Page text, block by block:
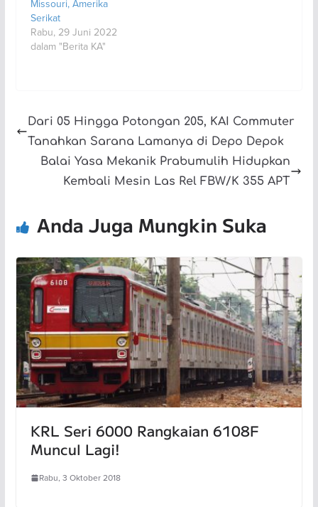
Missouri, Amerika
Serikat
Rabu, 29 Juni 2022
dalam "Berita KA"
Dari 05 Hingga Potongan 205, KAI Commuter
Tanahkan Sarana Lamanya di Depo Depok
Balai Yasa Mekanik Prabumulih Hidupkan
Kembali Mesin Las Rel FBW/K 355 APT
Anda Juga Mungkin Suka
KRL Seri 6000 Rangkaian 6108F
Muncul Lagi!
Rabu, 3 Oktober 2018